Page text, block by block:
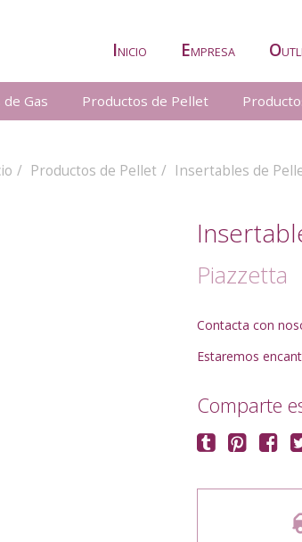
INICIO EMPRESA O
Gas Productos de Pellet
Productos de Pellet Insertables de
Piazzetta
Contacta con
Estaremos
Comparte